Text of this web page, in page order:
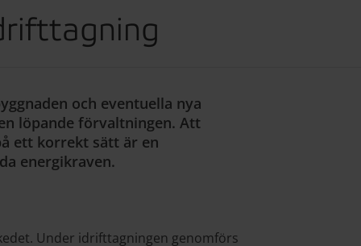
och eventuella nya
löpande förvaltningen. Att
ett korrekt sätt är en
energikraven.
Under idrifttagningen genomförs